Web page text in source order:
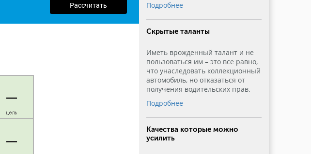
Рассчитать
—
—
Подробнее
Скрытые таланты
Иметь врожденный талант и не
пользоваться им – это все равно,
что унаследовать коллекционный
автомобиль, но отказаться от
получения водительских прав.
Подробнее
Качества которые можно
усилить